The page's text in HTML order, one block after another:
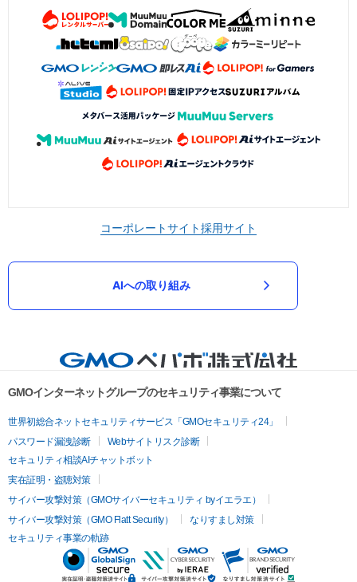
コーポレートサイト採用サイト
AIへの取り組み
GMOインターネットグループのセキュリティ事業について
世界初総合ネットセキュリティサービス「GMOセキュリティ24」
パスワード漏洩診断
Webサイトリスク診断
セキュリティ相談AIチャットボット
実在証明・盗聴対策
サイバー攻撃対策（GMOサイバーセキュリティ byイエラエ）
サイバー攻撃対策（GMO Flatt Security）
なりすまし対策
セキュリティ事業の軌跡